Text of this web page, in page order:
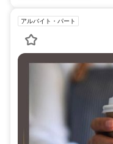
アルバイト・パート